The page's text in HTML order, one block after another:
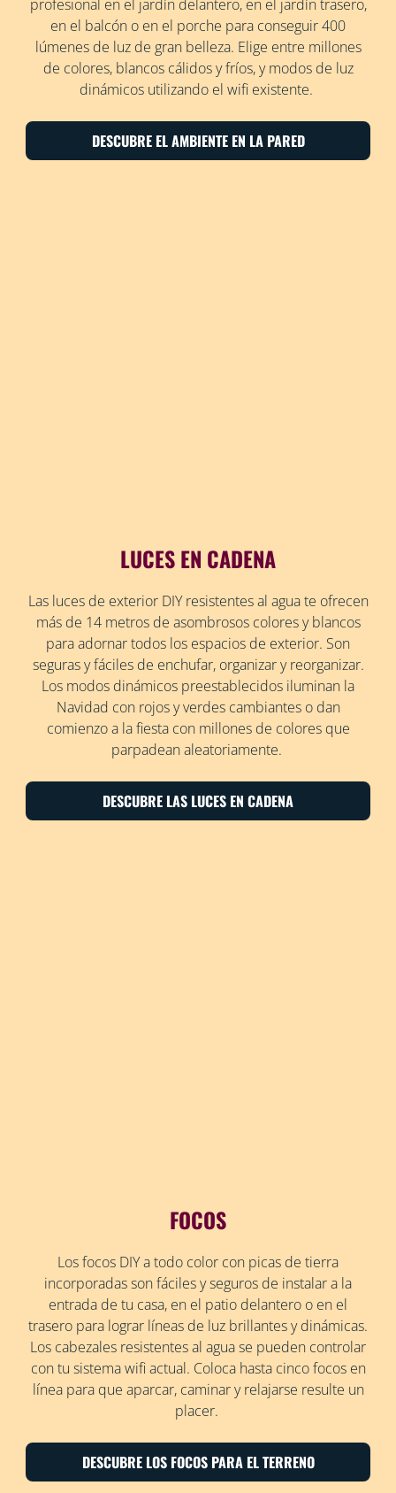
profesional en el jardín delantero, en el jardín trasero,
en el balcón o en el porche para conseguir 400
lúmenes de luz de gran belleza. Elige entre millones
de colores, blancos cálidos y fríos, y modos de luz
dinámicos utilizando el wifi existente.
DESCUBRE EL AMBIENTE EN LA PARED
LUCES EN CADENA
Las luces de exterior DIY resistentes al agua te ofrecen
más de 14 metros de asombrosos colores y blancos
para adornar todos los espacios de exterior. Son
seguras y fáciles de enchufar, organizar y reorganizar.
Los modos dinámicos preestablecidos iluminan la
Navidad con rojos y verdes cambiantes o dan
comienzo a la fiesta con millones de colores que
parpadean aleatoriamente.
DESCUBRE LAS LUCES EN CADENA
FOCOS
Los focos DIY a todo color con picas de tierra
incorporadas son fáciles y seguros de instalar a la
entrada de tu casa, en el patio delantero o en el
trasero para lograr líneas de luz brillantes y dinámicas.
Los cabezales resistentes al agua se pueden controlar
con tu sistema wifi actual. Coloca hasta cinco focos en
línea para que aparcar, caminar y relajarse resulte un
placer.
DESCUBRE LOS FOCOS PARA EL TERRENO